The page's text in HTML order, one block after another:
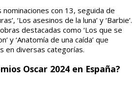
nominaciones con 13, seguida de
‘Los asesinos de la luna’ y ‘Barbie’.
destacadas como ‘Los que se
y ‘Anatomía de una caída’ que
en diversas categorías.
Oscar 2024 en España?